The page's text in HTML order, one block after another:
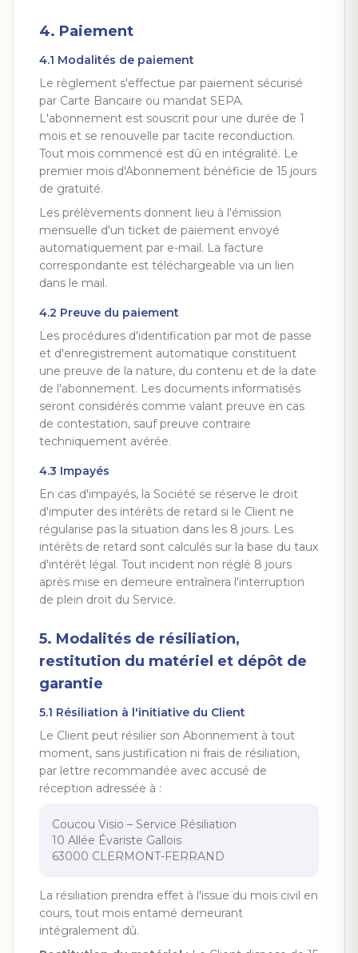
4. Paiement
4.1 Modalités de paiement
Le règlement s'effectue par paiement sécurisé
par Carte Bancaire ou mandat SEPA.
L'abonnement est souscrit pour une durée de 1
mois et se renouvelle par tacite reconduction.
Tout mois commencé est dû en intégralité. Le
premier mois d'Abonnement bénéficie de 15 jours
de gratuité.
Les prélèvements donnent lieu à l'émission
mensuelle d'un ticket de paiement envoyé
automatiquement par e-mail. La facture
correspondante est téléchargeable via un lien
dans le mail.
4.2 Preuve du paiement
Les procédures d'identification par mot de passe
et d'enregistrement automatique constituent
une preuve de la nature, du contenu et de la date
de l'abonnement. Les documents informatisés
seront considérés comme valant preuve en cas
de contestation, sauf preuve contraire
techniquement avérée.
4.3 Impayés
En cas d'impayés, la Société se réserve le droit
d'imputer des intérêts de retard si le Client ne
régularise pas la situation dans les 8 jours. Les
intérêts de retard sont calculés sur la base du taux
d'intérêt légal. Tout incident non réglé 8 jours
après mise en demeure entraînera l'interruption
de plein droit du Service.
5. Modalités de résiliation,
restitution du matériel et dépôt de
garantie
5.1 Résiliation à l'initiative du Client
Le Client peut résilier son Abonnement à tout
moment, sans justification ni frais de résiliation,
par lettre recommandée avec accusé de
réception adressée à :
Coucou Visio – Service Résiliation
10 Allée Évariste Gallois
63000 CLERMONT-FERRAND
La résiliation prendra effet à l'issue du mois civil en
cours, tout mois entamé demeurant
intégralement dû.